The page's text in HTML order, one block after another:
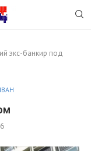
экс-банкир под